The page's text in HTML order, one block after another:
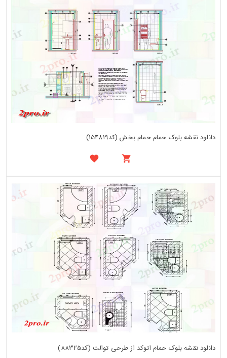
دانلود نقشه بلوک حمام حمام بخش (کد154819)
دانلود نقشه بلوک حمام اتوکد از طرحی توالت (کد88325)